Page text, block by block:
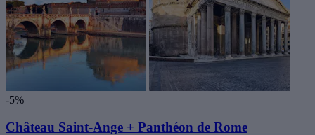
-5%
Château Saint-Ange + Panthéon de Rome